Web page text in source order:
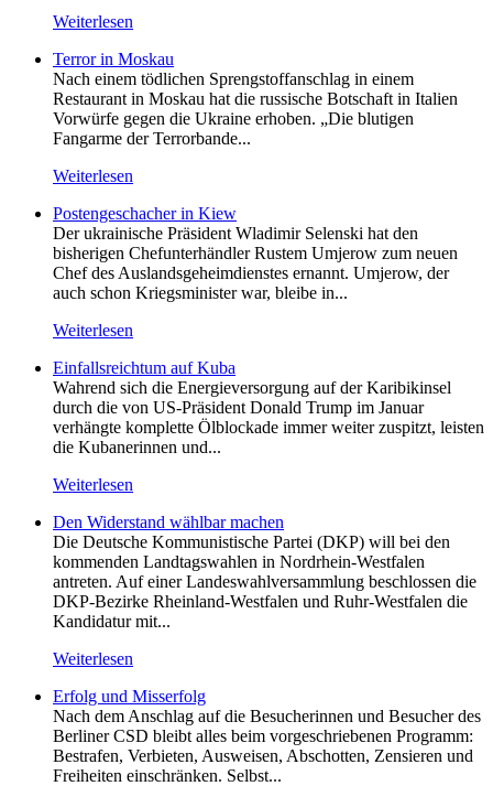
Weiterlesen
Terror in Moskau
Nach einem tödlichen Sprengstoffanschlag in einem
Restaurant in Moskau hat die russische Botschaft in Italien
Vorwürfe gegen die Ukraine erhoben. „Die blutigen
Fangarme der Terrorbande...
Weiterlesen
Postengeschacher in Kiew
Der ukrainische Präsident Wladimir Selenski hat den
bisherigen Chefunterhändler Rustem Umjerow zum neuen
Chef des Auslandsgeheimdienstes ernannt. Umjerow, der
auch schon Kriegsminister war, bleibe in...
Weiterlesen
Einfallsreichtum auf Kuba
Wahrend sich die Energieversorgung auf der Karibikinsel
durch die von US-Präsident Donald Trump im Januar
verhängte komplette Ölblockade immer weiter zuspitzt, leisten
die Kubanerinnen und...
Weiterlesen
Den Widerstand wählbar machen
Die Deutsche Kommunistische Partei (DKP) will bei den
kommenden Landtagswahlen in Nordrhein-Westfalen
antreten. Auf einer Landeswahlversammlung beschlossen die
DKP-Bezirke Rheinland-Westfalen und Ruhr-Westfalen die
Kandidatur mit...
Weiterlesen
Erfolg und Misserfolg
Nach dem Anschlag auf die Besucherinnen und Besucher des
Berliner CSD bleibt alles beim vorgeschriebenen Programm:
Bestrafen, Verbieten, Ausweisen, Abschotten, Zensieren und
Freiheiten einschränken. Selbst...